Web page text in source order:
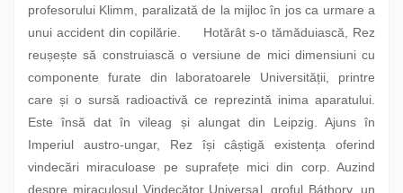
profesorului Klimm, paralizată de la mijloc în jos ca urmare a
unui accident din copilărie. Hotărât s-o tămăduiască, Rez
reușește să construiască o versiune de mici dimensiuni cu
componente furate din laboratoarele Universității, printre
care și o sursă radioactivă ce reprezintă inima aparatului.
Este însă dat în vileag și alungat din Leipzig. Ajuns în
Imperiul austro-ungar, Rez își câștigă existența oferind
vindecări miraculoase pe suprafețe mici din corp. Auzind
despre miraculosul Vindecător Universal, groful Báthory, un